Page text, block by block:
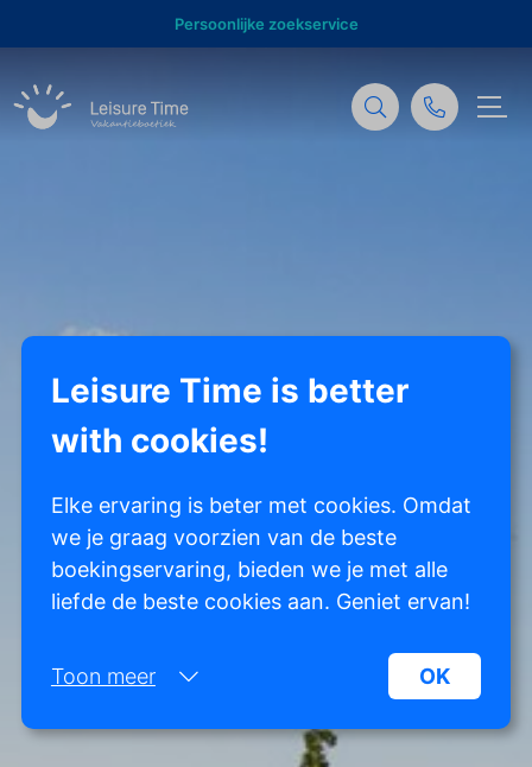
Persoonlijke zoekservice
Leisure Time is better
with cookies!
Elke ervaring is beter met cookies. Omdat
we je graag voorzien van de beste
boekingservaring, bieden we je met alle
liefde de beste cookies aan. Geniet ervan!
Toon meer OK
Noodzakelijk: